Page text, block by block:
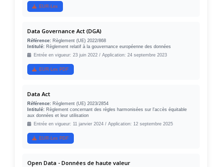
EUR-Lex
Data Governance Act (DGA)
Référence: Règlement (UE) 2022/868
Intitulé: Règlement relatif à la gouvernance européenne des données
Entrée en vigueur: 23 juin 2022 / Application: 24 septembre 2023
EUR-Lex PDF
Data Act
Référence: Règlement (UE) 2023/2854
Intitulé: Règlement concernant des règles harmonisées sur l'accès équitable
aux données et leur utilisation
Entrée en vigueur: 11 janvier 2024 / Application: 12 septembre 2025
EUR-Lex PDF
Open Data - Données de haute valeur